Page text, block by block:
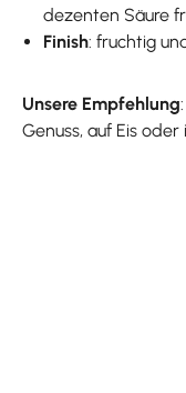
dezenten Säure
Finish: fruchtig
Unsere Empfehlung
Genuss, auf Eis